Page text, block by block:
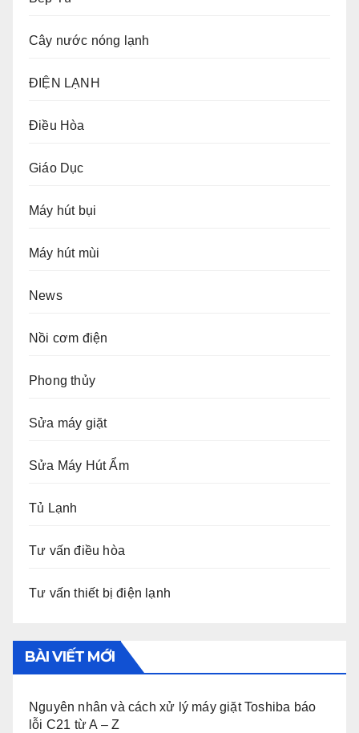
Cây nước nóng lạnh
ĐIỆN LẠNH
Điều Hòa
Giáo Dục
Máy hút bụi
Máy hút mùi
News
Nồi cơm điện
Phong thủy
Sửa máy giặt
Sửa Máy Hút Ẩm
Tủ Lạnh
Tư vấn điều hòa
Tư vấn thiết bị điện lạnh
BÀI VIẾT MỚI
Nguyên nhân và cách xử lý máy giặt Toshiba báo
lỗi C21 từ A – Z